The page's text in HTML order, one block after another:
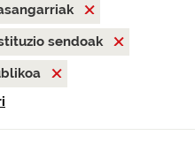
sendoak